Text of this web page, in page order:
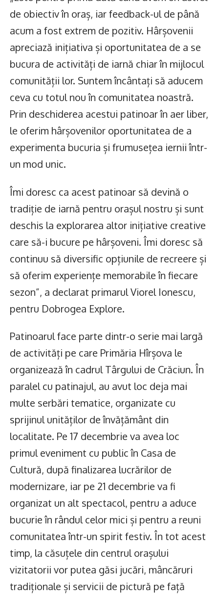
de obiectiv în oraș, iar feedback-ul de până
acum a fost extrem de pozitiv. Hârșovenii
apreciază inițiativa și oportunitatea de a se
bucura de activități de iarnă chiar în mijlocul
comunității lor. Suntem încântați să aducem
ceva cu totul nou în comunitatea noastră.
Prin deschiderea acestui patinoar în aer liber,
le oferim hârșovenilor oportunitatea de a
experimenta bucuria și frumusețea iernii într-
un mod unic.
Îmi doresc ca acest patinoar să devină o
tradiție de iarnă pentru orașul nostru și sunt
deschis la explorarea altor inițiative creative
care să-i bucure pe hârșoveni. Îmi doresc să
continuu să diversific opțiunile de recreere și
să oferim experiențe memorabile în fiecare
sezon”, a declarat primarul Viorel Ionescu,
pentru Dobrogea Explore.
Patinoarul face parte dintr-o serie mai largă
de activități pe care Primăria Hîrșova le
organizează în cadrul Târgului de Crăciun. În
paralel cu patinajul, au avut loc deja mai
multe serbări tematice, organizate cu
sprijinul unităților de învățământ din
localitate. Pe 17 decembrie va avea loc
primul eveniment cu public în Casa de
Cultură, după finalizarea lucrărilor de
modernizare, iar pe 21 decembrie va fi
organizat un alt spectacol, pentru a aduce
bucurie în rândul celor mici și pentru a reuni
comunitatea într-un spirit festiv. În tot acest
timp, la căsuțele din centrul orașului
vizitatorii vor putea găsi jucări, mâncăruri
tradiționale și servicii de pictură pe față